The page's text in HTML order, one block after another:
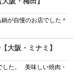
が自慢のお店でした＾
大阪・ミナミ】
た。 美味しい焼肉・